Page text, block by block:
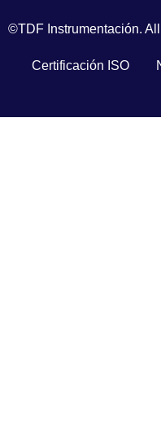
©TDF Instrumentación.
Certificación ISO